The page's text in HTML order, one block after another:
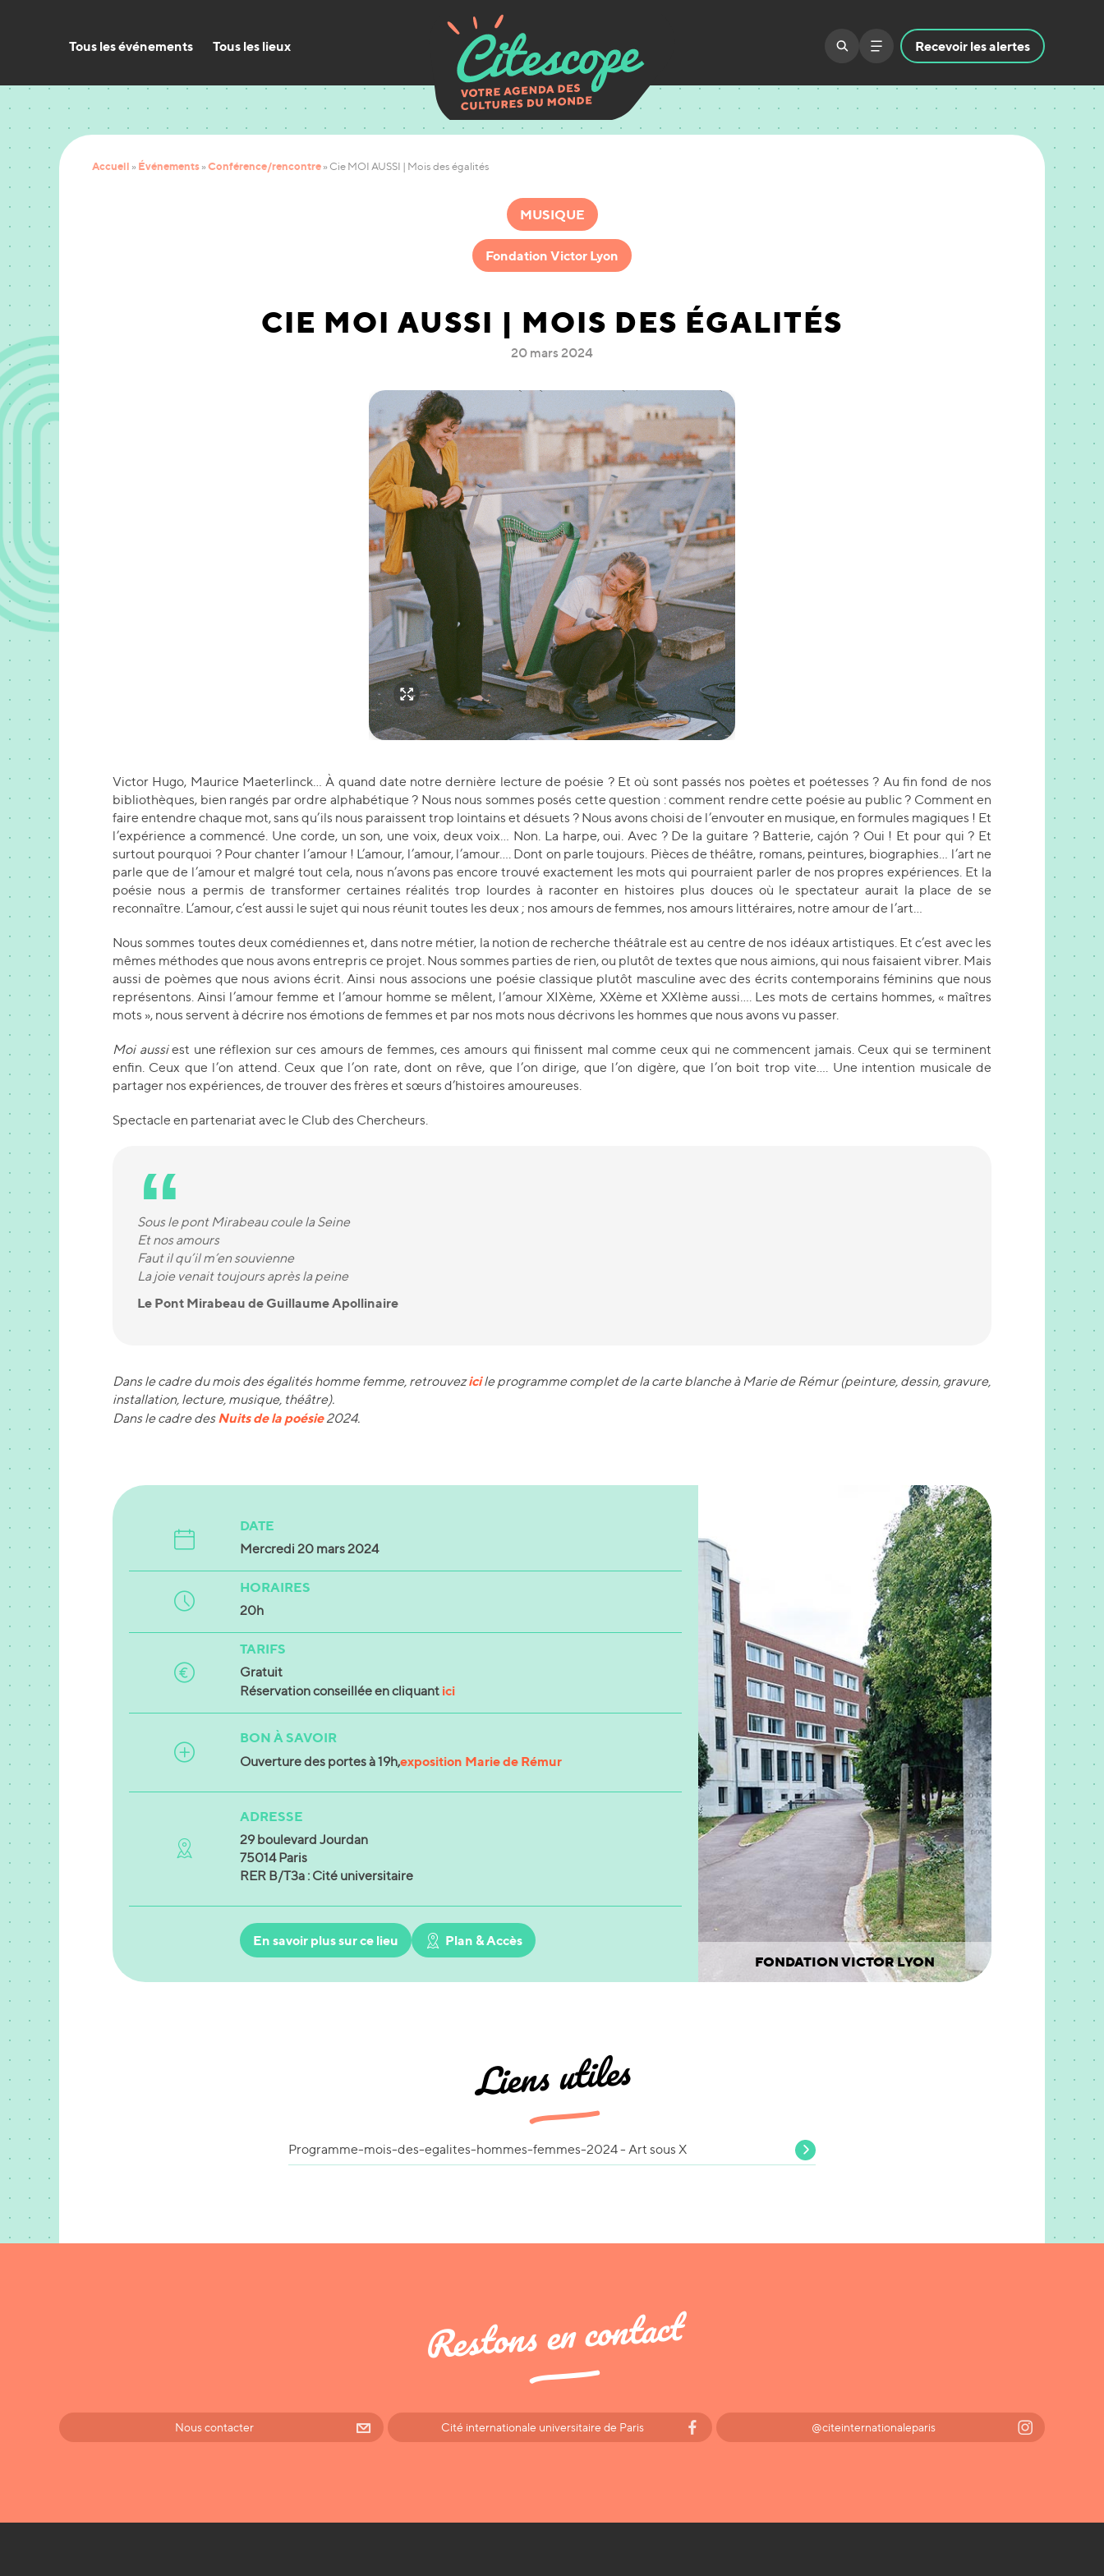
Tous les événements Tous les lieux Recevoir les alertes
Accueil » Événements » Conférence/rencontre » Cie MOI AUSSI | Mois des égalités
MUSIQUE
Fondation Victor Lyon
CIE MOI AUSSI | MOIS DES ÉGALITÉS
20 mars 2024
Victor Hugo, Maurice Maeterlinck… À quand date notre dernière lecture de poésie ? Et où sont passés nos poètes et poétesses ? Au fin fond de nos
bibliothèques, bien rangés par ordre alphabétique ? Nous nous sommes posés cette question : comment rendre cette poésie au public ? Comment en
faire entendre chaque mot, sans qu’ils nous paraissent trop lointains et désuets ? Nous avons choisi de l’envouter en musique, en formules magiques ! Et
l’expérience a commencé. Une corde, un son, une voix, deux voix… Non. La harpe, oui. Avec ? De la guitare ? Batterie, cajón ? Oui ! Et pour qui ? Et
surtout pourquoi ? Pour chanter l’amour ! L’amour, l’amour, l’amour…. Dont on parle toujours. Pièces de théâtre, romans, peintures, biographies… l’art ne
parle que de l’amour et malgré tout cela, nous n’avons pas encore trouvé exactement les mots qui pourraient parler de nos propres expériences. Et la
poésie nous a permis de transformer certaines réalités trop lourdes à raconter en histoires plus douces où le spectateur aurait la place de se
reconnaître. L’amour, c’est aussi le sujet qui nous réunit toutes les deux ; nos amours de femmes, nos amours littéraires, notre amour de l’art…
Nous sommes toutes deux comédiennes et, dans notre métier, la notion de recherche théâtrale est au centre de nos idéaux artistiques. Et c’est avec les
mêmes méthodes que nous avons entrepris ce projet. Nous sommes parties de rien, ou plutôt de textes que nous aimions, qui nous faisaient vibrer. Mais
aussi de poèmes que nous avions écrit. Ainsi nous associons une poésie classique plutôt masculine avec des écrits contemporains féminins que nous
représentons. Ainsi l’amour femme et l’amour homme se mêlent, l’amour XIXème, XXème et XXIème aussi…. Les mots de certains hommes, « maîtres
mots », nous servent à décrire nos émotions de femmes et par nos mots nous décrivons les hommes que nous avons vu passer.
Moi aussiest une réflexion sur ces amours de femmes, ces amours qui finissent mal comme ceux qui ne commencent jamais. Ceux qui se terminent
enfin. Ceux que l’on attend. Ceux que l’on rate, dont on rêve, que l’on dirige, que l’on digère, que l’on boit trop vite…. Une intention musicale de
partager nos expériences, de trouver des frères et sœurs d’histoires amoureuses.
Spectacle en partenariat avec le Club des Chercheurs.
Sous le pont Mirabeau coule la Seine
Et nos amours
Faut il qu’il m’en souvienne
La joie venait toujours après la peine
Le Pont Mirabeau de Guillaume Apollinaire
Dans le cadre du mois des égalités homme femme, retrouvezicile programme complet de la carte blanche à Marie de Rémur (peinture, dessin, gravure,
installation, lecture, musique, théâtre).
Dans le cadre desNuits de la poésie2024.
DATE
Mercredi 20 mars 2024
HORAIRES
20h
TARIFS
Gratuit
Réservation conseillée en cliquant ici
BON À SAVOIR
Ouverture des portes à 19h,exposition Marie de Rémur
ADRESSE
29 boulevard Jourdan
75014 Paris
RER B/T3a : Cité universitaire
En savoir plus sur ce lieu
Plan & Accès
FONDATION VICTOR LYON
Liens utiles
Programme-mois-des-egalites-hommes-femmes-2024 - Art sous X
Restons en contact
Nous contacter Cité internationale universitaire de Paris @citeinternationaleparis